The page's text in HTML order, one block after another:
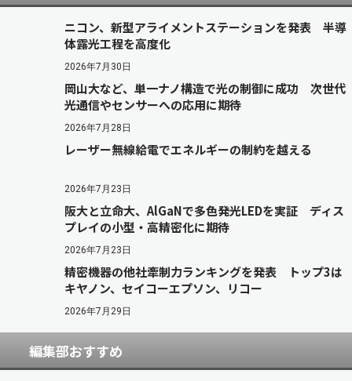
ニコン、新型アライメントステーションを発表 半導
体露光工程を高度化
2026年7月30日
岡山大など、単一ナノ構造で光の制御に成功 次世代
光通信やセンサーへの応用に期待
2026年7月28日
レーザー無線給電でエネルギーの制約を越える
2026年7月23日
阪大と立命大、AlGaNで多色発光LEDを実証 ディス
プレイの小型・高精密化に期待
2026年7月23日
精密機器の他社牽制力ランキングを発表 トップ3は
キヤノン、セイコーエプソン、リコー
2026年7月29日
編集部おすすめ